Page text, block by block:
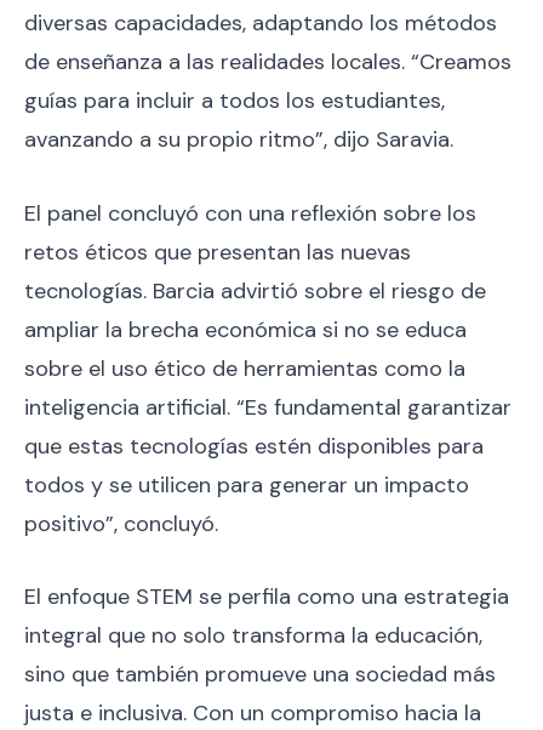
diversas capacidades, adaptando los métodos
de enseñanza a las realidades locales. “Creamos
guías para incluir a todos los estudiantes,
avanzando a su propio ritmo”, dijo Saravia.
El panel concluyó con una reflexión sobre los
retos éticos que presentan las nuevas
tecnologías. Barcia advirtió sobre el riesgo de
ampliar la brecha económica si no se educa
sobre el uso ético de herramientas como la
inteligencia artificial. “Es fundamental garantizar
que estas tecnologías estén disponibles para
todos y se utilicen para generar un impacto
positivo”, concluyó.
El enfoque STEM se perfila como una estrategia
integral que no solo transforma la educación,
sino que también promueve una sociedad más
justa e inclusiva. Con un compromiso hacia la